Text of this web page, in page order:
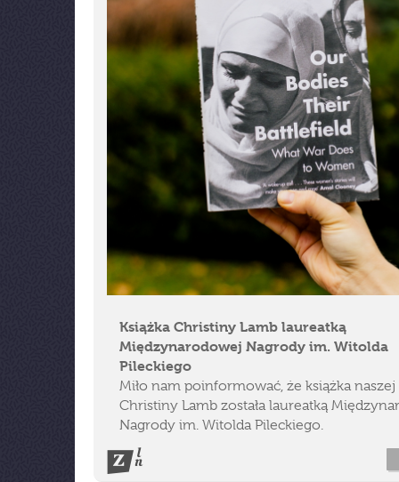
Książka Christiny Lamb laureatką
Międzynarodowej Nagrody im. Witolda
Pileckiego
Miło nam poinformować, że książka
Christiny Lamb została laureatką
Nagrody im. Witolda Pileckiego.